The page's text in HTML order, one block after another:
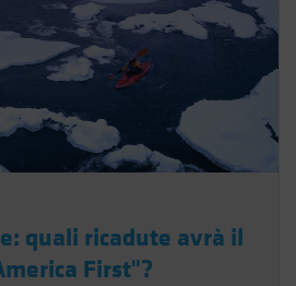
quali ricadute avrà il
First"?